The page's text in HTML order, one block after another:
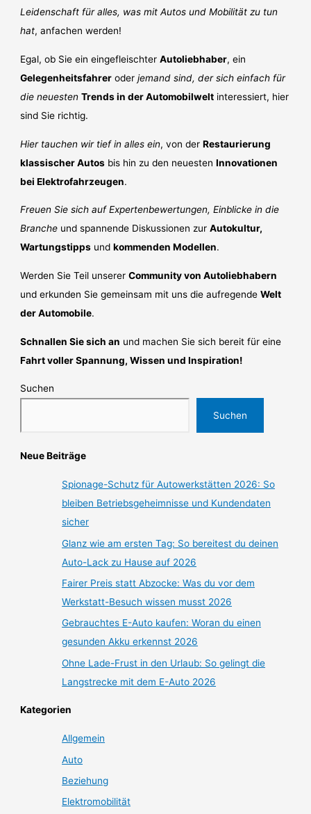
Leidenschaft für alles, was mit Autos und Mobilität zu tun
hat, anfachen werden!
Egal, ob Sie ein eingefleischterAutoliebhaber, ein
Gelegenheitsfahrer oderjemand sind, der sich einfach für
die neuesten Trends in der Automobilwelt interessiert, hier
sind Sie richtig.
Hier tauchen wir tief in alles ein, von derRestaurierung
klassischer Autos bis hin zu den neuestenInnovationen
bei Elektrofahrzeugen.
Freuen Sie sich auf Expertenbewertungen, Einblicke in die
Branche und spannende Diskussionen zurAutokultur,
Wartungstipps undkommenden Modellen.
Werden Sie Teil unsererCommunity von Autoliebhabern
und erkunden Sie gemeinsam mit uns die aufregendeWelt
der Automobile.
Schnallen Sie sich an und machen Sie sich bereit für eine
Fahrt voller Spannung, Wissen und Inspiration!
Suchen
Suchen
Neue Beiträge
Spionage-Schutz für Autowerkstätten 2026: So
bleiben Betriebsgeheimnisse und Kundendaten
sicher
Glanz wie am ersten Tag: So bereitest du deinen
Auto-Lack zu Hause auf 2026
Fairer Preis statt Abzocke: Was du vor dem
Werkstatt-Besuch wissen musst 2026
Gebrauchtes E-Auto kaufen: Woran du einen
gesunden Akku erkennst 2026
Ohne Lade-Frust in den Urlaub: So gelingt die
Langstrecke mit dem E-Auto 2026
Kategorien
Allgemein
Auto
Beziehung
Elektromobilität